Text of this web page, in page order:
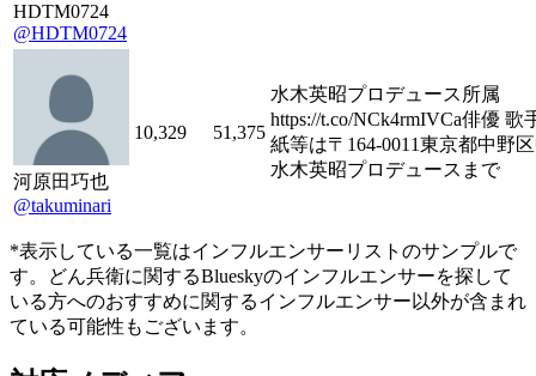
HDTM0724
@HDTM0724
河原田巧也
@takuminari
10,329 51,375
水木英昭プロデュース所属
https://t.co/NCk4rmIVCa俳優
紙等は〒164-0011東京都中野
水木英昭プロデュースまで
*表示している一覧はインフルエンサーリストのサンプルで
す。どん兵衛に関するBlueskyのインフルエンサーを探して
いる方へのおすすめに関するインフルエンサー以外が含まれ
ている可能性もございます。